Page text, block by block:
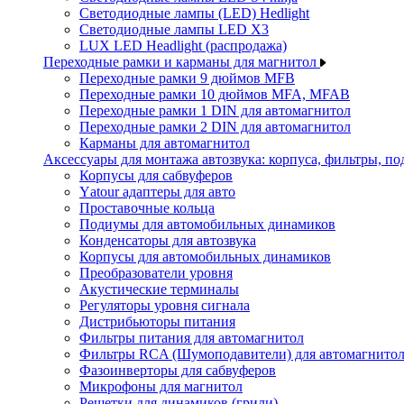
Светодиодные лампы (LED) Hedlight
Светодиодные лампы LED X3
LUX LED Headlight (распродажа)
Переходные рамки и карманы для магнитол
Переходные рамки 9 дюймов MFB
Переходные рамки 10 дюймов MFA, MFAB
Переходные рамки 1 DIN для автомагнитол
Переходные рамки 2 DIN для автомагнитол
Карманы для автомагнитол
Аксессуары для монтажа автозвука: корпуса, фильтры,
Корпусы для сабвуферов
Yаtour адаптеры для авто
Проставочные кольца
Подиумы для автомобильных динамиков
Конденсаторы для автозвука
Корпусы для автомобильных динамиков
Преобразователи уровня
Акустические терминалы
Регуляторы уровня сигнала
Дистрибьюторы питания
Фильтры питания для автомагнитол
Фильтры RCA (Шумоподавители) для автомагнитол
Фазоинверторы для сабвуферов
Микрофоны для магнитол